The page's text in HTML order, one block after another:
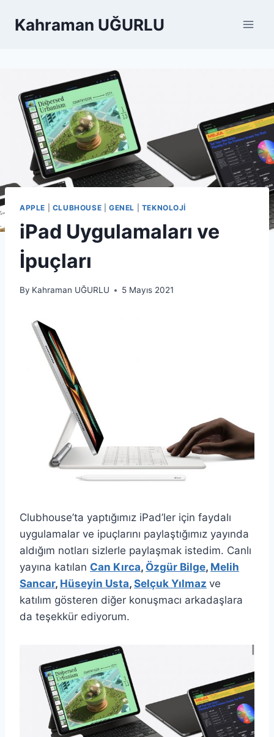
Kahraman UĞURLU
APPLE CLUBHOUSE GENEL TEKNOLOJI
iPad Uygulamaları ve
İpuçları
By Kahraman UĞURLU 5 Mayıs 2021
Clubhouse’ta yaptığımız iPad’ler için faydalı
uygulamalar ve ipuçlarını paylaştığımız yayında
aldığım notları sizlerle paylaşmak istedim. Canlı
yayına katılan Can Kırca, Özgür Bilge, Melih
Sancar, Hüseyin Usta, Selçuk Yılmaz ve
katılım gösteren diğer konuşmacı arkadaşlara
da teşekkür ediyorum.